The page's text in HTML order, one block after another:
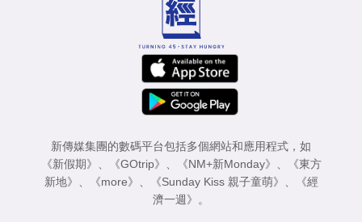
新傳媒集團的數碼平台包括多個網站和應用程式，如
《新假期》
《GOtrip》 《NM+新Monday》
《東方
新地》
《more》 《Sunday Kiss 親子童萌》
《經
濟一週》
。